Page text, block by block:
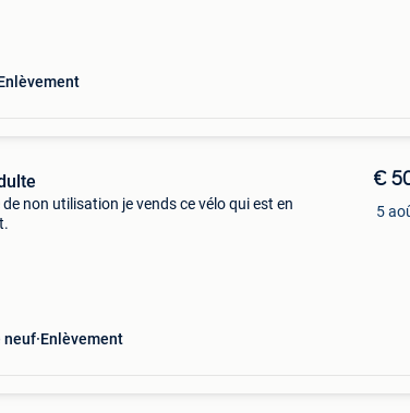
non utilisation je vends ce vélo qui est en
neuf Enlèvement
€
5